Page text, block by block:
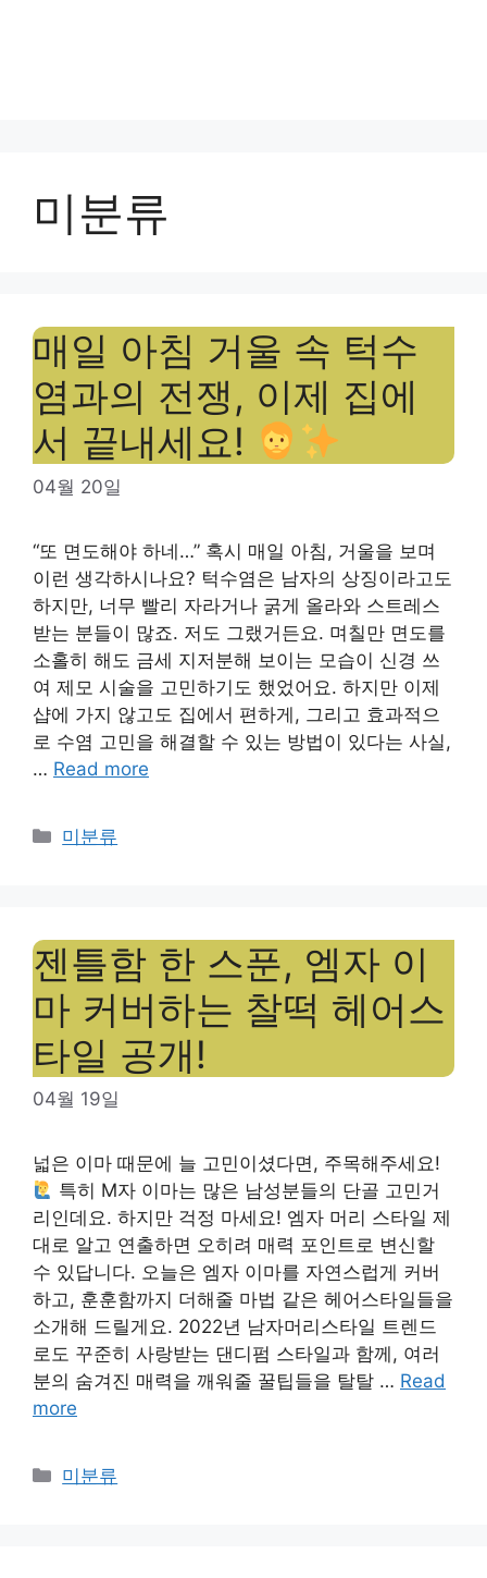
미분류
매일 아침 거울 속 턱수
염과의 전쟁, 이제 집에
서 끝내세요!
04월 20일
“또 면도해야 하네…” 혹시 매일 아침, 거울을 보며
이런 생각하시나요? 턱수염은 남자의 상징이라고도
하지만, 너무 빨리 자라거나 굵게 올라와 스트레스
받는 분들이 많죠. 저도 그랬거든요. 며칠만 면도를
소홀히 해도 금세 지저분해 보이는 모습이 신경 쓰
여 제모 시술을 고민하기도 했었어요. 하지만 이제
샵에 가지 않고도 집에서 편하게, 그리고 효과적으
로 수염 고민을 해결할 수 있는 방법이 있다는 사실,
… Read more
Categories
미분류
젠틀함 한 스푼, 엠자 이
마 커버하는 찰떡 헤어스
타일 공개!
04월 19일
넓은 이마 때문에 늘 고민이셨다면, 주목해주세요!
특히 M자 이마는 많은 남성분들의 단골 고민거
리인데요. 하지만 걱정 마세요! 엠자 머리 스타일 제
대로 알고 연출하면 오히려 매력 포인트로 변신할
수 있답니다. 오늘은 엠자 이마를 자연스럽게 커버
하고, 훈훈함까지 더해줄 마법 같은 헤어스타일들을
소개해 드릴게요. 2022년 남자머리스타일 트렌드
로도 꾸준히 사랑받는 댄디펌 스타일과 함께, 여러
분의 숨겨진 매력을 깨워줄 꿀팁들을 탈탈 … Read
more
Categories
미분류